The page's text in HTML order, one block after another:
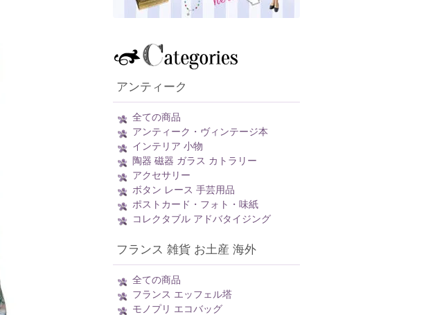
アンティーク
全ての商品
アンティーク・ヴィンテージ本
インテリア 小物
陶器 磁器 ガラス カトラリー
アクセサリー
ボタン レース 手芸用品
ポストカード・フォト・味紙
コレクタブル アドバタイジング
フランス 雑貨 お土産 海外
全ての商品
フランス エッフェル塔
モノプリ エコバッグ